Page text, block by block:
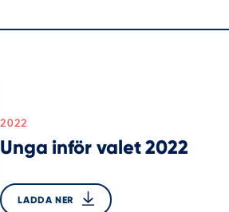
2022
Unga inför valet 2022
LADDA NER